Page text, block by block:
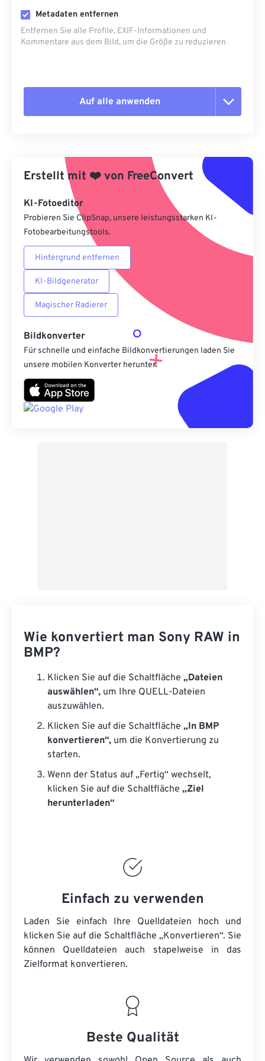
Metadaten entfernen
Entfernen Sie alle Profile, EXIF-Informationen und
Kommentare aus dem Bild, um die Größe zu reduzieren
Auf alle anwenden
Aus Vorgabe anwenden
Als Vorgabe speichern
Erstellt mit ❤️von FreeConvert
KI-Fotoeditor
Probieren Sie ClipSnap, unsere leistungsstarken KI-
Fotobearbeitungstools.
Hintergrund entfernen
KI-Bildgenerator
Magischer Radierer
Bildkonverter
Für schnelle und einfache Bildkonvertierungen laden Sie
unsere mobilen Konverter herunter.
Wie konvertiert man Sony RAW in
BMP?
Klicken Sie auf die Schaltfläche „Dateien
auswählen“, um Ihre QUELL-Dateien
auszuwählen.
Klicken Sie auf die Schaltfläche „In BMP
konvertieren“, um die Konvertierung zu
starten.
Wenn der Status auf „Fertig“ wechselt,
klicken Sie auf die Schaltfläche „Ziel
herunterladen“
Einfach zu verwenden
Laden Sie einfach Ihre Quelldateien hoch und
klicken Sie auf die Schaltfläche „Konvertieren“. Sie
können Quelldateien auch stapelweise in das
Zielformat konvertieren.
Beste Qualität